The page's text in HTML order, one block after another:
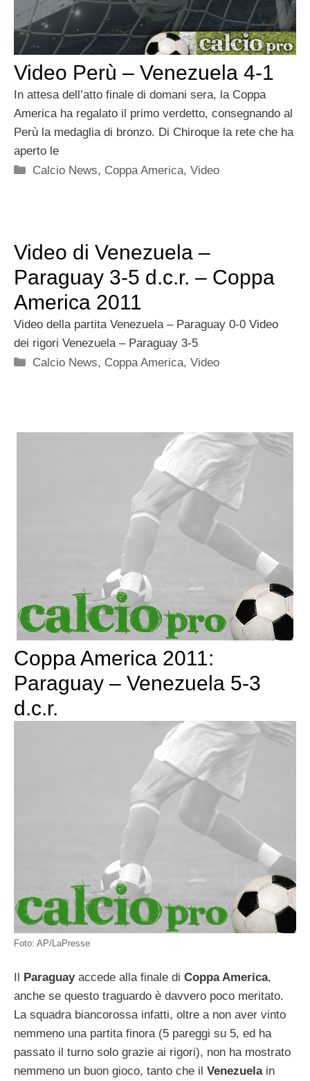
Video Perù – Venezuela 4-1
In attesa dell’atto finale di domani sera, la Coppa
America ha regalato il primo verdetto, consegnando al
Perù la medaglia di bronzo. Di Chiroque la rete che ha
aperto le
Categorie
Calcio News, Coppa America,Video
Video di Venezuela –
Paraguay 3-5 d.c.r. – Coppa
America 2011
Video della partita Venezuela – Paraguay 0-0 Video
dei rigori Venezuela – Paraguay 3-5
Categorie
Calcio News, Coppa America,Video
Coppa America 2011:
Paraguay – Venezuela 5-3
d.c.r.
Foto: AP/LaPresse
Paraguay accede alla finale di Coppa America,
anche se questo traguardo è davvero poco meritato.
La squadra biancorossa infatti, oltre a non aver vinto
nemmeno una partita finora (5 pareggi su 5, ed ha
passato il turno solo grazie ai rigori), non ha mostrato
nemmeno un buon gioco, tanto che il Venezuela in